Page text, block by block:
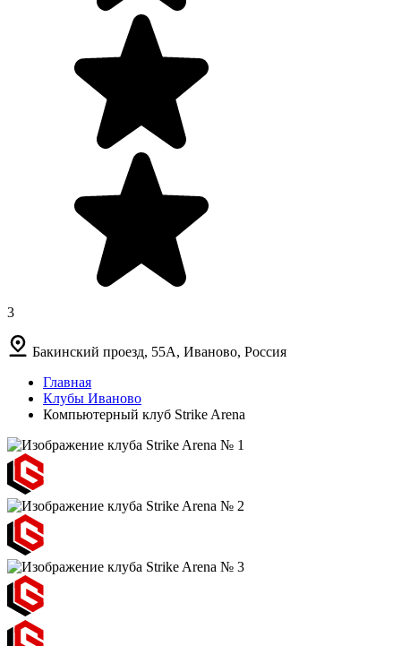
3
Бакинский проезд, 55А, Иваново, Россия
Главная
Клубы Иваново
Компьютерный клуб Strike Arena